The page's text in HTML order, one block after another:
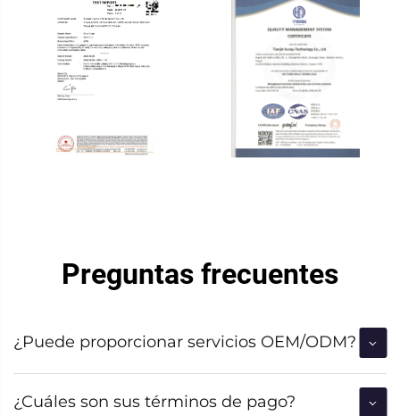
Preguntas frecuentes
¿Puede proporcionar servicios OEM/ODM?
¿Cuáles son sus términos de pago?